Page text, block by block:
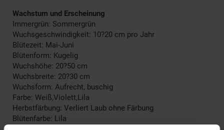
Wachstum und Erscheinung
Immergrün: Sommergrün
Wuchsgeschwindigkeit: 10?20 cm pro Jahr
Blütezeit: Mai-Juni
Blütenform: Kugelig
Wuchshöhe: 20?50 cm
Wuchsbreite: 20?30 cm
Wuchsform: Aufrecht, buschig
Farbe: Weiß,Violett,Lila
Herbstfärbung: Verliert Laub ohne Färbung
Blütenfarbe: Lila